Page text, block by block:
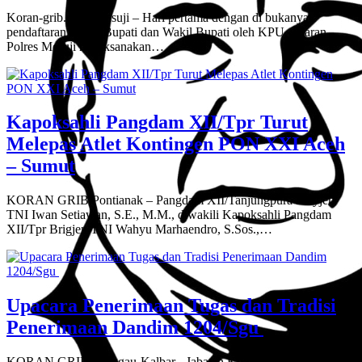
Koran-grib.com, Mesuji – Hari pertama dengan di bukanya
pendaftaran Calon Bupati dan Wakil Bupati oleh KPU, Jajaran
Polres Mesuji melaksanakan…
Kapoksahli Pangdam XII/Tpr Turut
Melepas Atlet Kontingen PON XXI Aceh
– Sumut
KORAN GRIB,Pontianak – Pangdam XII/Tanjungpura Mayjen
TNI Iwan Setiawan, S.E., M.M., diwakili Kapoksahli Pangdam
XII/Tpr Brigjen TNI Wahyu Marhaendro, S.Sos.,…
Upacara Penerimaan Tugas dan Tradisi
Penerimaan Dandim 1204/Sgu